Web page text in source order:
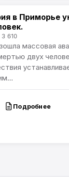
края
в Приморье
610
массовая
двух
Подробнее